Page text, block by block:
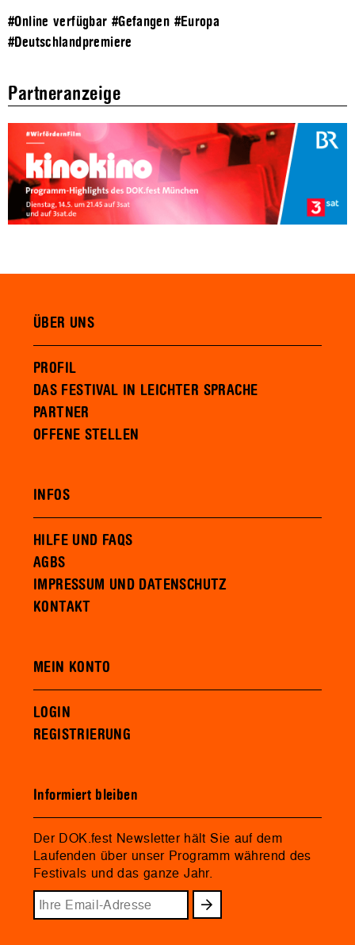
#Online verfügbar #Gefangen #Europa
#Deutschlandpremiere
Partneranzeige
ÜBER UNS
PROFIL
DAS FESTIVAL IN LEICHTER SPRACHE
PARTNER
OFFENE STELLEN
INFOS
HILFE UND FAQS
AGBS
IMPRESSUM UND DATENSCHUTZ
KONTAKT
MEIN KONTO
LOGIN
REGISTRIERUNG
Informiert bleiben
Der DOK.fest Newsletter hält Sie auf dem
Laufenden über unser Programm während des
Festivals und das ganze Jahr.